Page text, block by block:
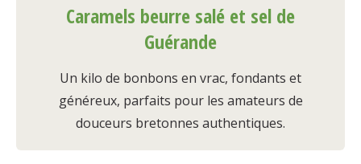
Caramels beurre salé et sel de
Guérande
Un kilo de bonbons en vrac, fondants et
généreux, parfaits pour les amateurs de
douceurs bretonnes authentiques.